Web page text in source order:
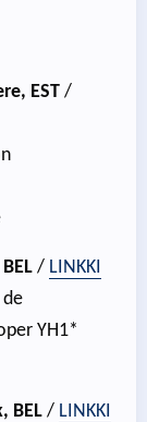
EST /
/ LINKKI
de
YH1*
BEL / LINKKI